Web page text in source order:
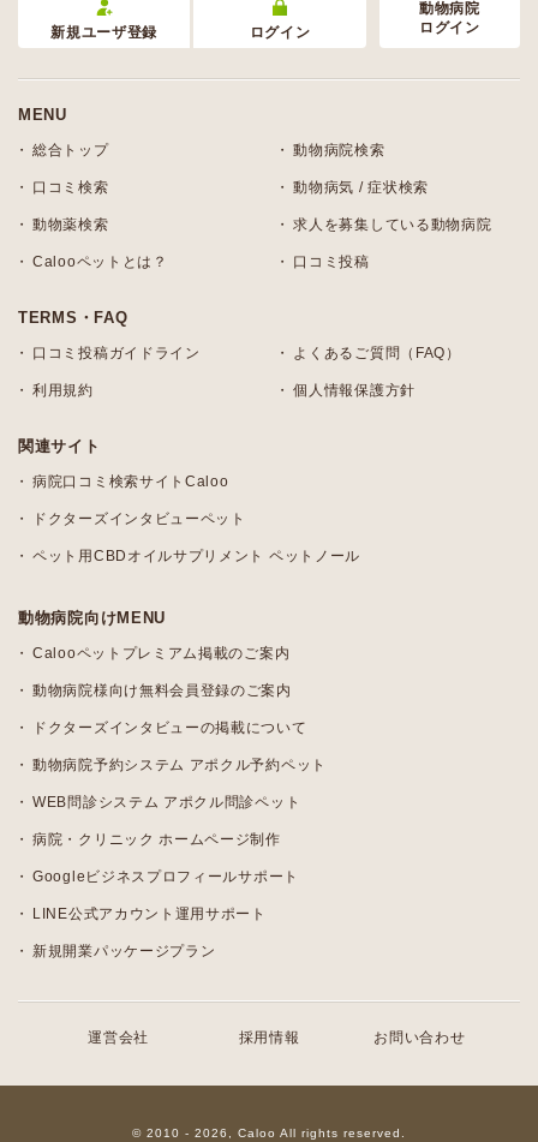
新規ユーザ登録 ログイン
動物病院
ログイン
MENU
総合トップ 動物病院検索
口コミ検索 動物病気 / 症状検索
動物薬検索 求人を募集している動物病院
Calooペットとは？ 口コミ投稿
TERMS・FAQ
口コミ投稿ガイドライン よくあるご質問（FAQ）
利用規約 個人情報保護方針
関連サイト
病院口コミ検索サイトCaloo
ドクターズインタビューペット
ペット用CBDオイルサプリメント ペットノール
動物病院向けMENU
Calooペットプレミアム掲載のご案内
動物病院様向け無料会員登録のご案内
ドクターズインタビューの掲載について
動物病院予約システム アポクル予約ペット
WEB問診システム アポクル問診ペット
病院・クリニック ホームページ制作
Googleビジネスプロフィールサポート
LINE公式アカウント運用サポート
新規開業パッケージプラン
運営会社 採用情報 お問い合わせ
© 2010 - 2026, Caloo All rights reserved.